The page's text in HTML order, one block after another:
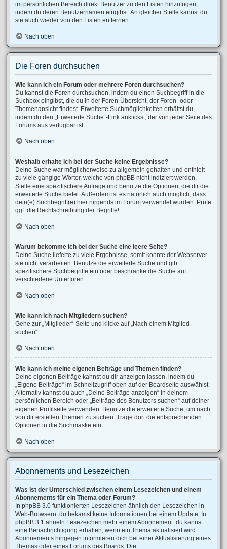
im persönlichen Bereich direkt Benutzer zu den Listen hinzufügen,
indem du deren Benutzernamen eingibst. An gleicher Stelle kannst du
sie auch wieder von den Listen entfernen.
Nach oben
Die Foren durchsuchen
Wie kann ich ein Forum oder mehrere Foren durchsuchen?
Du kannst die Foren durchsuchen, indem du einen Suchbegriff in die
Suchbox eingibst, die du in der Foren-Übersicht, der Foren- oder
Themenansicht findest. Erweiterte Suchmöglichkeiten erhältst du,
indem du den „Erweiterte Suche“-Link anklickst, der von jeder Seite des
Forums aus verfügbar ist.
Nach oben
Weshalb erhalte ich bei der Suche keine Ergebnisse?
Deine Suche war möglicherweise zu allgemein gehalten und enthielt
zu viele gängige Wörter, welche von phpBB nicht indiziert werden.
Stelle eine spezifischere Anfrage und benutze die Optionen, die dir die
erweiterte Suche bietet. Außerdem ist es natürlich auch möglich, dass
dein(e) Suchbegriff(e) hier nirgends im Forum verwendet wurden. Prüfe
ggf. die Rechtschreibung der Begriffe!
Nach oben
Warum bekomme ich bei der Suche eine leere Seite?
Deine Suche lieferte zu viele Ergebnisse, somit konnte der Webserver
sie nicht verarbeiten. Benutze die erweiterte Suche und gib
spezifischere Suchbegriffe ein oder beschränke die Suche auf
verschiedene Unterforen.
Nach oben
Wie kann ich nach Mitgliedern suchen?
Gehe zur „Mitglieder“-Seite und klicke auf „Nach einem Mitglied
suchen“.
Nach oben
Wie kann ich meine eigenen Beiträge und Themen finden?
Deine eigenen Beiträge kannst du dir anzeigen lassen, indem du
„Eigene Beiträge“ im Schnellzugriff oben auf der Boardseite auswählst.
Alternativ kannst du auch „Deine Beiträge anzeigen“ in deinem
persönlichen Bereich oder „Beiträge des Benutzers suchen“ auf deiner
eigenen Profilseite verwenden. Benutze die erweiterte Suche, um nach
von dir erstellen Themen zu suchen. Trage dort die entsprechenden
Optionen in die Suchmaske ein.
Nach oben
Abonnements und Lesezeichen
Was ist der Unterschied zwischen einem Lesezeichen und einem
Abonnements für ein Thema oder Forum?
In phpBB 3.0 funktionierten Lesezeichen ähnlich den Lesezeichen in
Web-Browsern: du bekamst keine Informationen bei einem Update. In
phpBB 3.1 ähneln Lesezeichen mehr einem Abonnement: du kannst
eine Benachrichtigung erhalten, wenn ein Thema aktualisiert wird.
Abonnements hingegen informieren dich bei einer Aktualisierung eines
Themas oder eines Forums des Boards. Die